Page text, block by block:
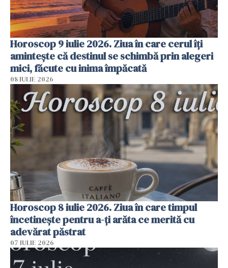
Horoscop 9 iulie 2026. Ziua în care cerul îți
amintește că destinul se schimbă prin alegeri
mici, făcute cu inima împăcată
08 IULIE 2026
Horoscop 8 iulie 2026. Ziua în care timpul
încetinește pentru a-ți arăta ce merită cu
adevărat păstrat
07 IULIE 2026